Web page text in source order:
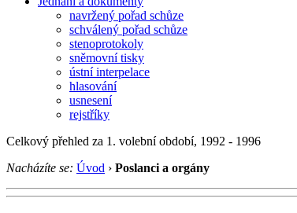
navržený pořad schůze
schválený pořad schůze
stenoprotokoly
sněmovní tisky
ústní interpelace
hlasování
usnesení
rejstříky
Celkový přehled za 1. volební období, 1992 - 1996
Nacházíte se: Úvod › Poslanci a orgány